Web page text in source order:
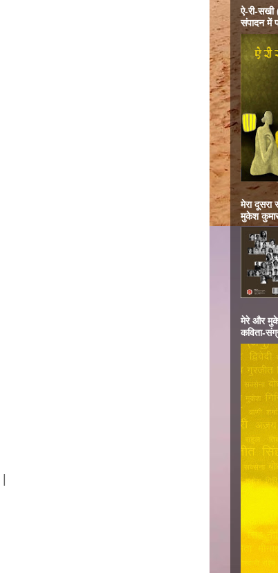
ऐ-री-सखी
संपादन में
मेरा दूसरा
मुकेश
मेरे और
कविता-